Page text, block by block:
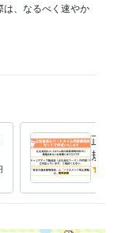
は、なるべく速やか
努めております。土
があります。）
はDMからご相談く
正社
規則
正社
けで